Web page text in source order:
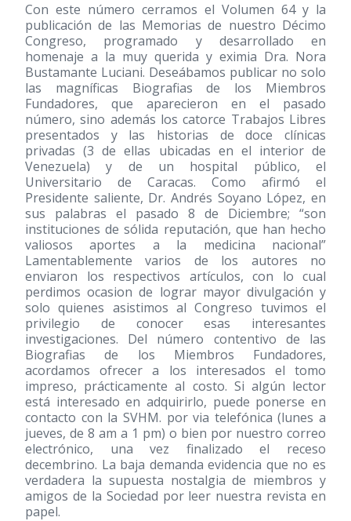
Con este número cerramos el Volumen 64 y la
publicación de las Memorias de nuestro Décimo
Congreso, programado y desarrollado en
homenaje a la muy querida y eximia Dra. Nora
Bustamante Luciani. Deseábamos publicar no solo
las magníficas Biografias de los Miembros
Fundadores, que aparecieron en el pasado
número, sino además los catorce Trabajos Libres
presentados y las historias de doce clínicas
privadas (3 de ellas ubicadas en el interior de
Venezuela) y de un hospital público, el
Universitario de Caracas. Como afirmó el
Presidente saliente, Dr. Andrés Soyano López, en
sus palabras el pasado 8 de Diciembre; “son
instituciones de sólida reputación, que han hecho
valiosos aportes a la medicina nacional”
Lamentablemente varios de los autores no
enviaron los respectivos artículos, con lo cual
perdimos ocasion de lograr mayor divulgación y
solo quienes asistimos al Congreso tuvimos el
privilegio de conocer esas interesantes
investigaciones. Del número contentivo de las
Biografias de los Miembros Fundadores,
acordamos ofrecer a los interesados el tomo
impreso, prácticamente al costo. Si algún lector
está interesado en adquirirlo, puede ponerse en
contacto con la SVHM. por via telefónica (lunes a
jueves, de 8 am a 1 pm) o bien por nuestro correo
electrónico, una vez finalizado el receso
decembrino. La baja demanda evidencia que no es
verdadera la supuesta nostalgia de miembros y
amigos de la Sociedad por leer nuestra revista en
papel.